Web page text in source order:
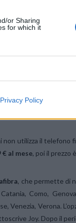
or Sharing
for which it
Privacy Policy
è ancora più
Classoffre anche
di
propone
di una linea
al mese per 24
non utilizza il telefono
€ al mese, poi il prezzo
, che permette di
Como,
Venezia, Verona.
Joy. Dopo il